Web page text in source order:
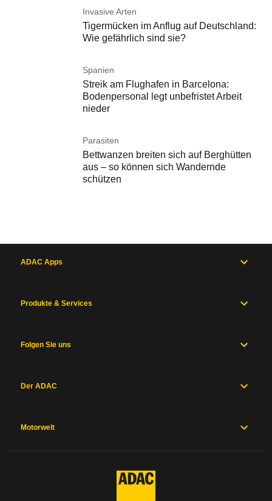
Invasive Arten
Tigermücken im Anflug auf Deutschland:
Wie gefährlich sind sie?
Spanien
Streik am Flughafen in Barcelona:
Bodenpersonal legt unbefristet Arbeit
nieder
Parasiten
Bettwanzen breiten sich auf Berghütten
aus – so können sich Wandernde
schützen
ADAC Apps
Produkte & Services
Folgen Sie uns
Der ADAC
Motorwelt